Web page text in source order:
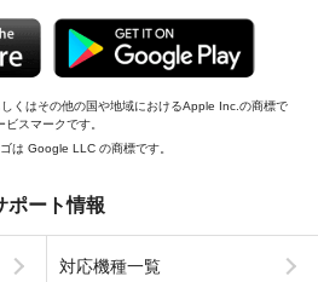
くはその他の国や地域におけるApple Inc.の商標で
スマークです。
は Google LLC の商標です。
ポート情報
対応機種一覧